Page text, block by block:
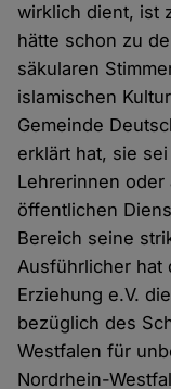
wirklich dient, ist
hätte schon zu
säkularen
islamischen
Gemeinde
erklärt hat, sie
Lehrerinnen
öffentlichen
Bereich seine
Ausführlicher hat
Erziehung e.V.
bezüglich des
Westfalen für
Nordrhein-